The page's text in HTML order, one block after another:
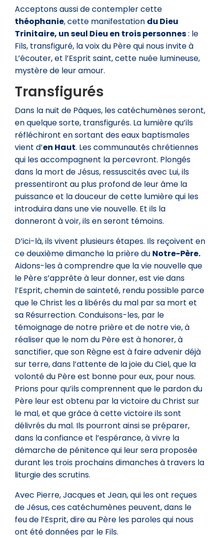
Acceptons aussi de contempler cette
théophanie, cette manifestation du Dieu
Trinitaire, un seul Dieu en trois personnes: le
Fils, transfiguré, la voix du Père qui nous invite à
L’écouter, et l’Esprit saint, cette nuée lumineuse,
mystère de leur amour.
Transfigurés
Dans la nuit de Pâques, les catéchumènes seront,
en quelque sorte, transfigurés. La lumière qu’ils
réfléchiront en sortant des eaux baptismales
vient d’en Haut. Les communautés chrétiennes
qui les accompagnent la percevront. Plongés
dans la mort de Jésus, ressuscités avec Lui, ils
pressentiront au plus profond de leur âme la
puissance et la douceur de cette lumière qui les
introduira dans une vie nouvelle. Et ils la
donneront à voir, ils en seront témoins.
D’ici-là, ils vivent plusieurs étapes. Ils reçoivent en
ce deuxième dimanche la prière du Notre-Père.
Aidons-les à comprendre que la vie nouvelle que
le Père s’apprête à leur donner, est vie dans
l’Esprit, chemin de sainteté, rendu possible parce
que le Christ les a libérés du mal par sa mort et
sa Résurrection. Conduisons-les, par le
témoignage de notre prière et de notre vie, à
réaliser que le nom du Père est à honorer, à
sanctifier, que son Règne est à faire advenir déjà
sur terre, dans l’attente de la joie du Ciel, que la
volonté du Père est bonne pour eux, pour nous.
Prions pour qu’ils comprennent que le pardon du
Père leur est obtenu par la victoire du Christ sur
le mal, et que grâce à cette victoire ils sont
délivrés du mal. Ils pourront ainsi se préparer,
dans la confiance et l’espérance, à vivre la
démarche de pénitence qui leur sera proposée
durant les trois prochains dimanches à travers la
liturgie des scrutins.
Avec Pierre, Jacques et Jean, qui les ont reçues
de Jésus, ces catéchumènes peuvent, dans le
feu de l’Esprit, dire au Père les paroles qui nous
ont été données par le Fils.